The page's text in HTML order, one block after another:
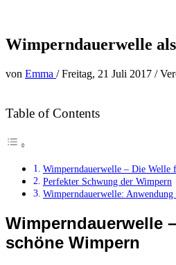
Wimperndauerwelle
von Emma /Freitag, 21 Juli 2017 /
Table of Contents
Wimperndauerwelle – Die Welle
Perfekter Schwung der Wimpern
Wimperndauerwelle:
Wimperndauerwelle
schöne Wimpern